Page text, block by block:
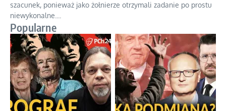
szacunek, ponieważ jako żołnierze otrzymali zadanie po prostu
niewykonalne.
Popularne